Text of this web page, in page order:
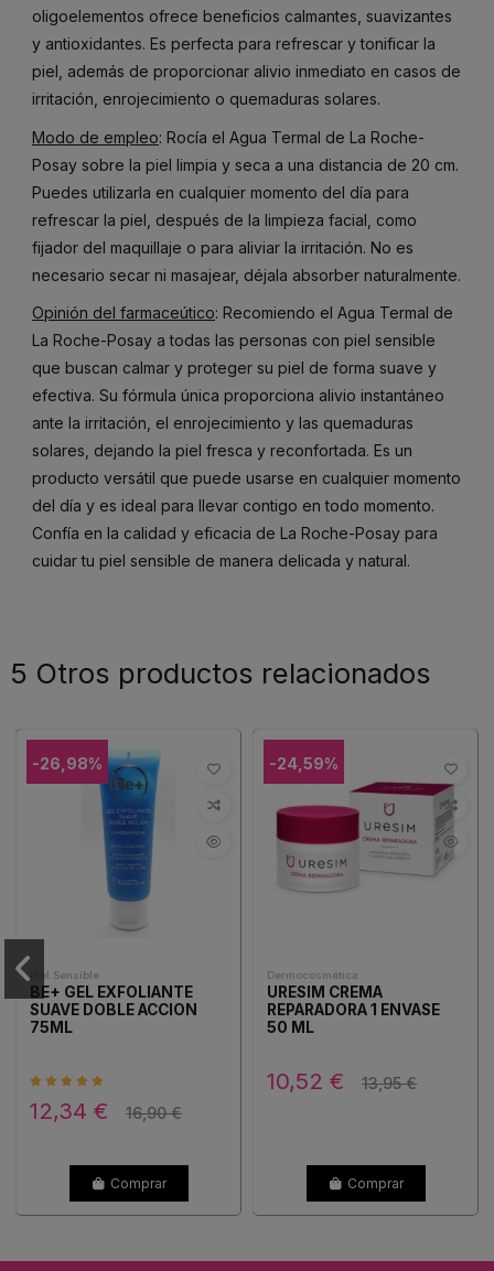
oligoelementos ofrece beneficios calmantes, suavizantes
y antioxidantes. Es perfecta para refrescar y tonificar la
piel, además de proporcionar alivio inmediato en casos de
irritación, enrojecimiento o quemaduras solares.
Modo de empleo: Rocía el Agua Termal de La Roche-
Posay sobre la piel limpia y seca a una distancia de 20 cm.
Puedes utilizarla en cualquier momento del día para
refrescar la piel, después de la limpieza facial, como
fijador del maquillaje o para aliviar la irritación. No es
necesario secar ni masajear, déjala absorber naturalmente.
Opinión del farmaceútico: Recomiendo el Agua Termal de
La Roche-Posay a todas las personas con piel sensible
que buscan calmar y proteger su piel de forma suave y
efectiva. Su fórmula única proporciona alivio instantáneo
ante la irritación, el enrojecimiento y las quemaduras
solares, dejando la piel fresca y reconfortada. Es un
producto versátil que puede usarse en cualquier momento
del día y es ideal para llevar contigo en todo momento.
Confía en la calidad y eficacia de La Roche-Posay para
cuidar tu piel sensible de manera delicada y natural.
5 Otros productos relacionados
-26,98%
Piel Sensible
BE+ GEL EXFOLIANTE
SUAVE DOBLE ACCION
75ML
12,34 € 16,90 €
Comprar
-24,59%
Dermocosmética
URESIM CREMA
REPARADORA 1 ENVASE
50 ML
10,52 € 13,95 €
Comprar